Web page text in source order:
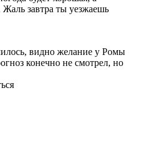
завтра ты уезжаешь
видно желание у Ромы
конечно не смотрел, но